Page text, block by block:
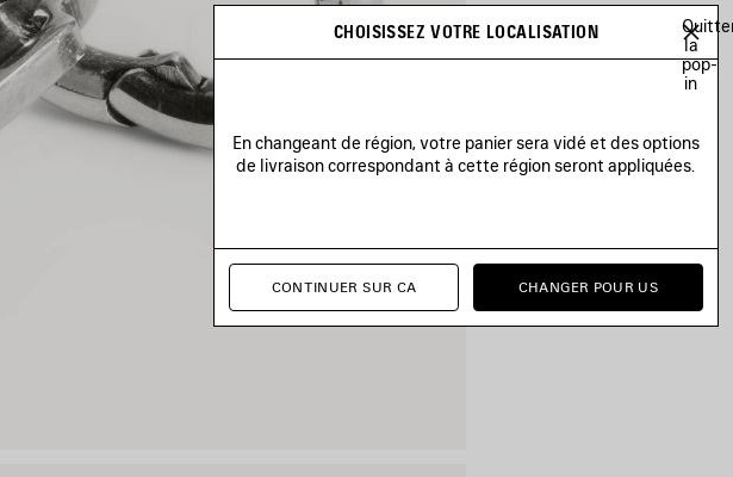
CHOISISSEZ VOTRE LOCALISATION
la
pop-
in
En changeant de région, votre panier sera vidé et des options
de livraison correspondant à cette région seront appliquées.
CONTINUER SUR CA CHANGER POUR US